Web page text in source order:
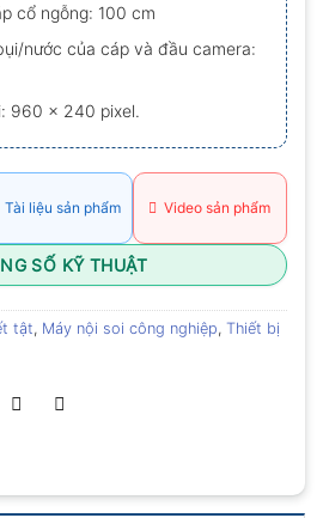
cổ ngỗng: 100 cm
nước của cáp và đầu camera:
960 x 240 pixel.
Tài liệu sản phẩm Video sản phẩm
SỐ KỸ THUẬT
tật, Máy nội soi công nghiệp, Thiết bị